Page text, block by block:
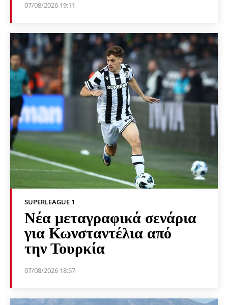
07/08/2026 19:11
SUPERLEAGUE 1
Νέα μεταγραφικά σενάρια
για Κωνσταντέλια από
την Τουρκία
07/08/2026 18:57